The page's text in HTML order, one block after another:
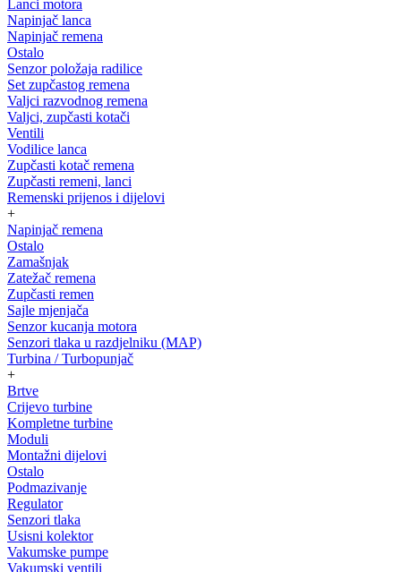
Lanci motora
Napinjač lanca
Napinjač remena
Ostalo
Senzor položaja radilice
Set zupčastog remena
Valjci razvodnog remena
Valjci, zupčasti kotači
Ventili
Vodilice lanca
Zupčasti kotač remena
Zupčasti remeni, lanci
Remenski prijenos i dijelovi
+
Napinjač remena
Ostalo
Zamašnjak
Zatežač remena
Zupčasti remen
Sajle mjenjača
Senzor kucanja motora
Senzori tlaka u razdjelniku (MAP)
Turbina / Turbopunjač
+
Brtve
Crijevo turbine
Kompletne turbine
Moduli
Montažni dijelovi
Ostalo
Podmazivanje
Regulator
Senzori tlaka
Usisni kolektor
Vakumske pumpe
Vakumski ventili